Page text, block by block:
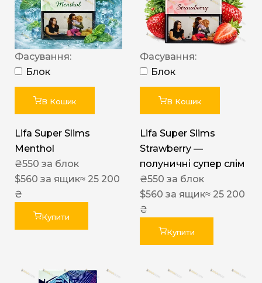
Фасування:
Блок
В Кошик
Lifa Super Slims
Menthol
₴550 за блок
$560 за ящик≈ 25 200
₴
Купити
Фасування:
Блок
В Кошик
Lifa Super Slims
Strawberry —
полуничні супер слім
₴550 за блок
$560 за ящик≈ 25 200
₴
Купити